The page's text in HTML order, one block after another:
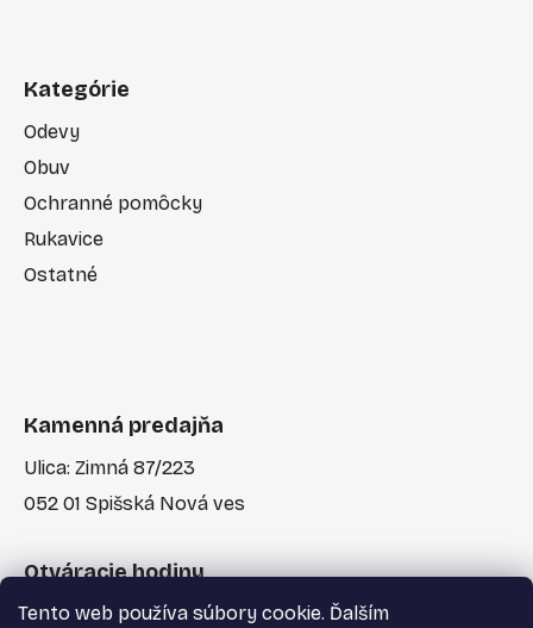
Tento web používa súbory cookie. Ďalším
Kategórie
Odevy
Obuv
Ochranné pomôcky
Rukavice
Ostatné
Kamenná predajňa
Ulica: Zimná 87/223
052 01 Spišská Nová ves
Otváracie hodiny
Po-Pia: 7:30 - 17:00